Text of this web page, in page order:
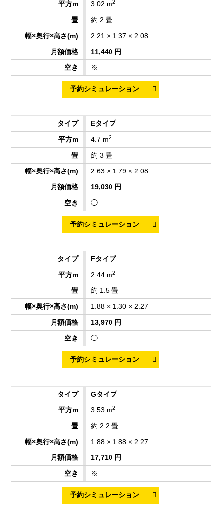
3.02 m2
約 2 畳
2.21 × 1.37 × 2.08
11,440 円
※
Eタイプ
4.7 m2
約 3 畳
2.63 × 1.79 × 2.08
19,030 円
◯
Fタイプ
2.44 m2
約 1.5 畳
1.88 × 1.30 × 2.27
13,970 円
◯
Gタイプ
3.53 m2
約 2.2 畳
1.88 × 1.88 × 2.27
17,710 円
※